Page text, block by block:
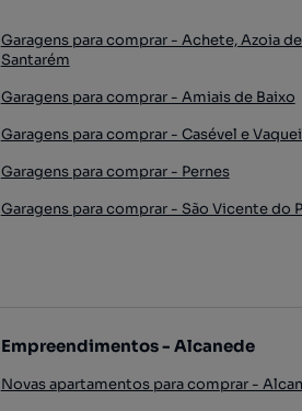
Garagens para comprar - Achete, Azoia
Santarém
Garagens para comprar - Amiais de Baixo
Garagens para comprar - Casével e
Garagens para comprar - Pernes
Garagens para comprar - São Vicente do
Empreendimentos - Alcanede
Novas apartamentos para comprar -